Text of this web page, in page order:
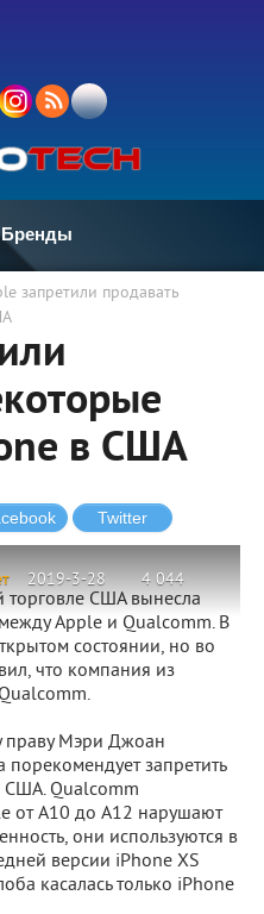
Бренды
запретили продавать
в США
2019-3-28 4 044
США вынесла
Apple и Qualcomm. В
состоянии, но во
что компания из
праву Мэри Джоан
запретить
США. Qualcomm
от A10 до A12 нарушают
они используются в
версии iPhone XS
касалась только iPhone